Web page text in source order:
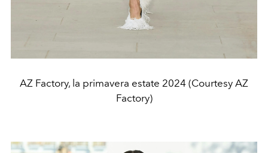
AZ Factory, la primavera estate 2024 (Courtesy AZ
Factory)